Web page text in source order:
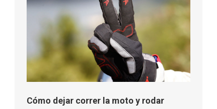
Cómo dejar correr la moto y rodar